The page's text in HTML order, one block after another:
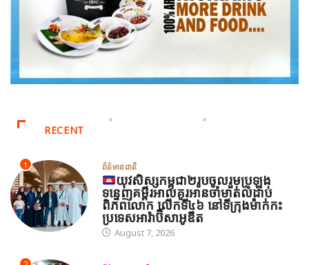
RECENT
1 ព័ត៌មានជាតិ
យុវសិស្សកម្ពុជា២រូបចូលរួមប្រឡង
ទន្ទេញគម្ពីរអាល់គូរអានចាំមាត់លំដាប់
ពិភពលោក លើកទី៤៦ នៅទីក្រុងម៉ាក់កះ
ប្រទេសអារ៉ាប៊ីសាអូឌីត
August 7, 2026